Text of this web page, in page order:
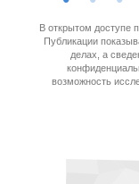
В открытом доступе
Публикации
делах, а
возможность